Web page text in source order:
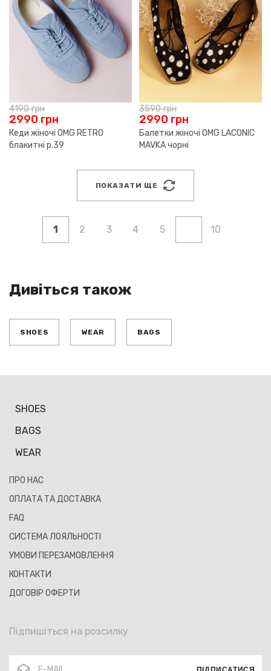
4190грн
2990 грн
Кеди жіночі OMG RETRO
блакитні р.39
3590грн
2990 грн
Балетки жіночі OMG LACONIC
MAVKA чорні
ПОКАЗАТИ ЩЕ
1 2 3 4 5 10
Дивіться також
SHOES WEAR BAGS
SHOES
BAGS
WEAR
ПРО НАС
ОПЛАТА ТА ДОСТАВКА
FAQ
СИСТЕМА ЛОЯЛЬНОСТІ
УМОВИ ПЕРЕЗАМОВЛЕННЯ
КОНТАКТИ
ДОГОВІР ОФЕРТИ
Підпишіться на розсилку